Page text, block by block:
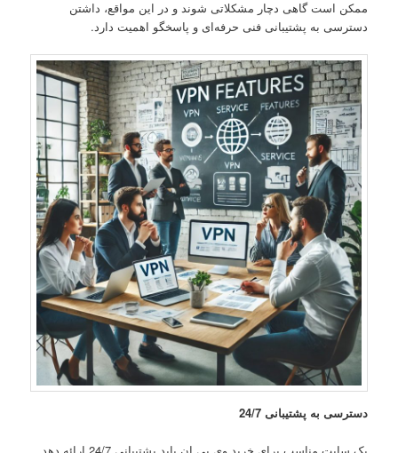
ممکن است گاهی دچار مشکلاتی شوند و در این مواقع، داشتن
دسترسی به پشتیبانی فنی حرفه‌ای و پاسخگو اهمیت دارد.
دسترسی به پشتیبانی 24/7